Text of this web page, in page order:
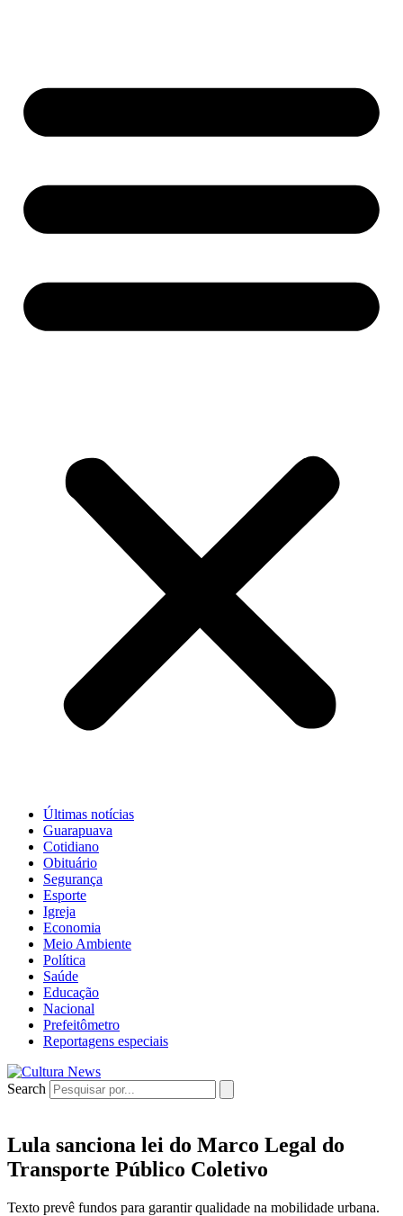
Últimas notícias
Guarapuava
Cotidiano
Obituário
Segurança
Esporte
Igreja
Economia
Meio Ambiente
Política
Saúde
Educação
Nacional
Prefeitômetro
Reportagens especiais
Search
Lula sanciona lei do Marco Legal do
Transporte Público Coletivo
Texto prevê fundos para garantir qualidade na mobilidade urbana.